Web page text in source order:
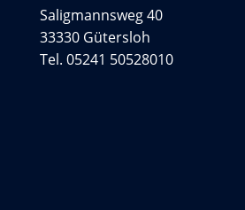
Saligmannsweg 40
33330 Gütersloh
Tel. 05241 50528010